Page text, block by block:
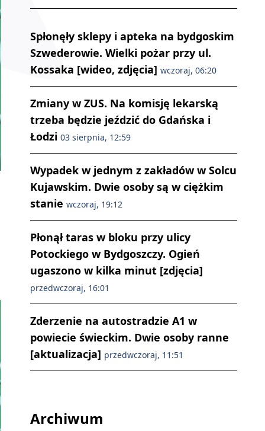
Spłonęły sklepy i apteka na bydgoskim
Szwederowie. Wielki pożar przy ul.
Kossaka [wideo, zdjęcia] wczoraj, 06:20
Zmiany w ZUS. Na komisję lekarską
trzeba będzie jeździć do Gdańska i
Łodzi 03 sierpnia, 12:59
Wypadek w jednym z zakładów w Solcu
Kujawskim. Dwie osoby są w ciężkim
stanie wczoraj, 19:12
Płonął taras w bloku przy ulicy
Potockiego w Bydgoszczy. Ogień
ugaszono w kilka minut [zdjęcia]
przedwczoraj, 16:01
Zderzenie na autostradzie A1 w
powiecie świeckim. Dwie osoby ranne
[aktualizacja] przedwczoraj, 11:51
Archiwum